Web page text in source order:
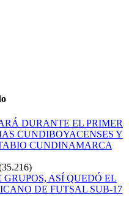
DURANTE EL PRIMER
CUNDIBOYACENSES Y
CUNDINAMARCA
ASÍ QUEDÓ EL
DE FUTSAL SUB-17